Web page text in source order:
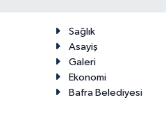
Sağlık
Asayiş
Galeri
Ekonomi
Bafra Belediyesi